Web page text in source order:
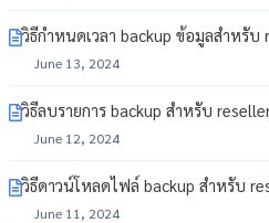
วิธีกำหนดเวลา backup ข้อมูลสำหรับ
June 13, 2024
วิธีลบรายการ backup สำหรับ
June 12, 2024
วิธีดาวน์โหลดไฟล์ backup สำหรับ
June 11, 2024